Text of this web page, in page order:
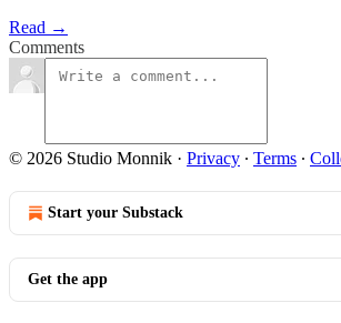
Read →
Comments
© 2026 Studio Monnik · Privacy ∙ Terms ∙
Start your Substack
Get the app